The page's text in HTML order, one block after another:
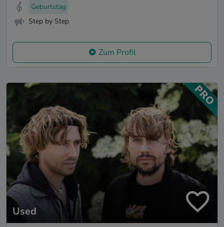
Geburtstag
Step by Step
Zum Profil
Used